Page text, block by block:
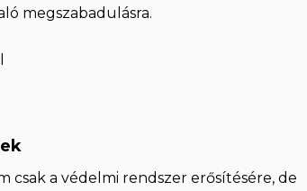
megszabadulásra.
a védelmi rendszer erősítésére, de